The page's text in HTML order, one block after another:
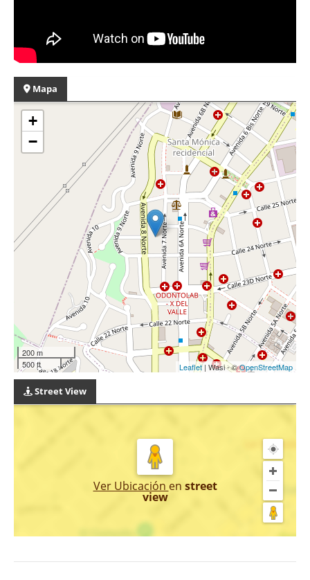
Mapa
+
−
200 m
500 ft
Leaflet| Wasi - ©OpenStreetMap
Street View
Ver Ubicación en street
view